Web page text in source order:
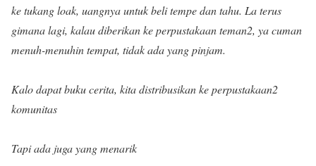
ke tukang loak, uangnya untuk beli tempe dan tahu. La terus
gimana lagi, kalau diberikan ke perpustakaan teman2, ya cuman
menuh-menuhin tempat, tidak ada yang pinjam.
Kalo dapat buku cerita, kita distribusikan ke perpustakaan2
komunitas
Tapi ada juga yang menarik